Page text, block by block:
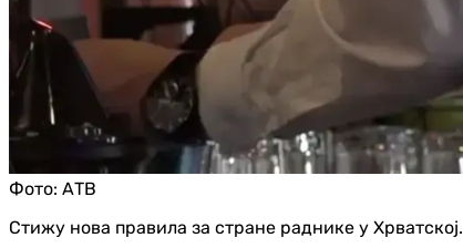
Фото: АТВ
Стижу нова правила за стране раднике у Хрватској.